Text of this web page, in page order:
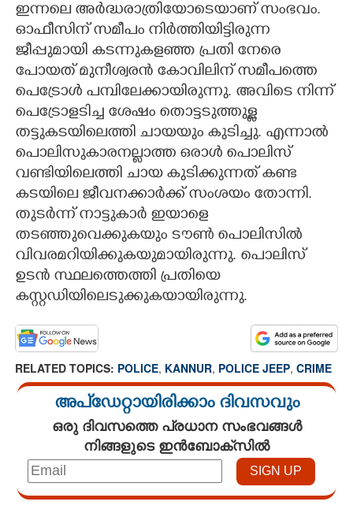
ഇന്നലെ അർദ്ധരാത്രിയോടെയാണ് സംഭവം.
ഓഫീസിന് സമീപം നിർത്തിയിട്ടിരുന്ന
ജീപ്പുമായി കടന്നുകളഞ്ഞ പ്രതി നേരെ
പോയത് മുനീശ്വരൻ കോവിലിന് സമീപത്തെ
പെട്രോൾ പമ്പിലേക്കായിരുന്നു. അവിടെ നിന്ന്
പെട്രോളടിച്ച ശേഷം തൊട്ടടുത്തുള്ള
തട്ടുകടയിലെത്തി ചായയും കുടിച്ചു. എന്നാൽ
പൊലിസുകാരനല്ലാത്ത ഒരാൾ പൊലിസ്
വണ്ടിയിലെത്തി ചായ കുടിക്കുന്നത് കണ്ട
കടയിലെ ജീവനക്കാർക്ക് സംശയം തോന്നി.
തുടർന്ന് നാട്ടുകാർ ഇയാളെ
തടഞ്ഞുവെക്കുകയും ടൗൺ പൊലിസിൽ
വിവരമറിയിക്കുകയുമായിരുന്നു. പൊലിസ്
ഉടൻ സ്ഥലത്തെത്തി പ്രതിയെ
കസ്റ്റഡിയിലെടുക്കുകയായിരുന്നു.
RELATED TOPICS: POLICE, KANNUR, POLICE JEEP, CRIME
അപ്ഡേറ്റായിരിക്കാം ദിവസവും
ഒരു ദിവസത്തെ പ്രധാന സംഭവങ്ങൾ
നിങ്ങളുടെ ഇൻബോക്സിൽ